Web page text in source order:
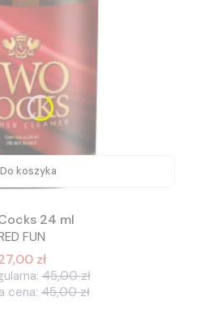
Do koszyka
24 ml
FUN
zł
45,00 zł
cena: 45,00 zł